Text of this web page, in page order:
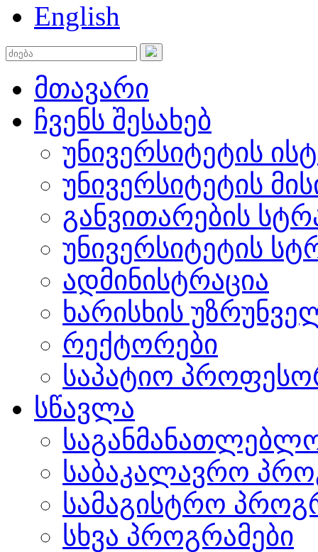
English
მთავარი
ჩვენს შესახებ
უნივერსიტეტის
უნივერსიტეტის
განვითარების
უნივერსიტეტის
ადმინისტრაცია
ხარისხის
რექტორები
საპატიო
სწავლა
საბაკალავრო
სამაგისტრო
სხვა პროგრამები